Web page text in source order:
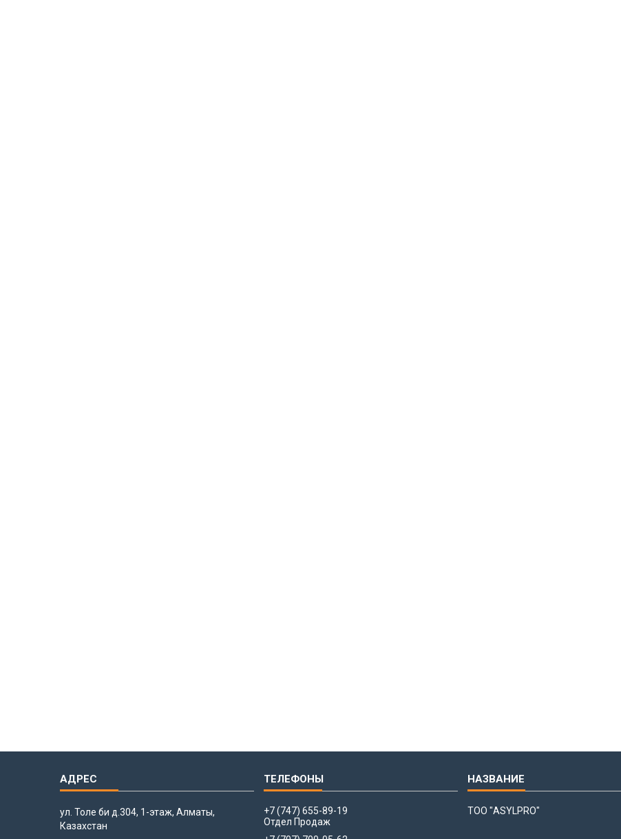
ул. Толе би д.304, 1-этаж, Алматы,
Казахстан
+7 (747) 655-89-19
Отдел Продаж
ТОО "ASYLPRO"